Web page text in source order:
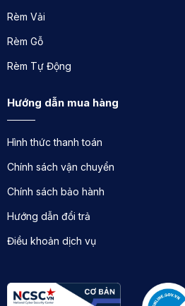
Rèm Vải
Rèm Gỗ
Rèm Tự Động
Hướng dẫn mua hàng
Hình thức thanh toán
Chính sách vận chuyển
Chính sách bảo hành
Hướng dẫn đổi trả
Điều khoản dịch vụ